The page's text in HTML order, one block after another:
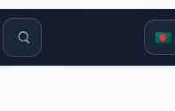
সার্চ টুলস 🇧🇩